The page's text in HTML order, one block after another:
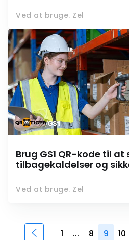
Ved at bruge. Zel
Brug GS1 QR-kode til
tilbagekaldelser og
Ved at bruge. Zel
1 ... 8 9 10